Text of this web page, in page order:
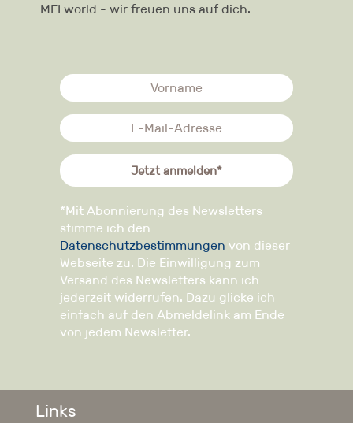
MFLworld - wir freuen uns auf dich.
Jetzt anmelden*
*Mit Abonnierung des Newsletters
stimme ich den
Datenschutzbestimmungen von dieser
Webseite zu. Die Einwilligung zum
Versand des Newsletters kann ich
jederzeit widerrufen. Dazu glicke ich
einfach auf den Abmeldelink am Ende
von jedem Newsletter.
Links